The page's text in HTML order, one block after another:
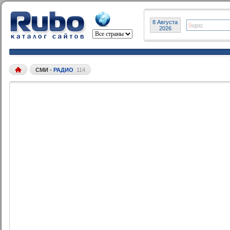
8 Августа
2026
СМИ • РАДИО 114